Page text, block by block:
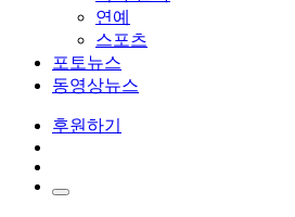
연예
스포츠
포토뉴스
동영상뉴스
후원하기